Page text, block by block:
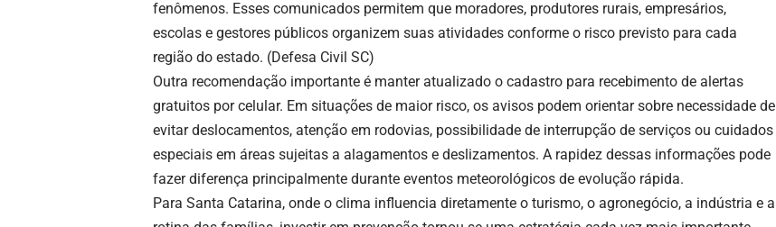
fenômenos. Esses comunicados permitem que moradores, produtores rurais, empresários,
escolas e gestores públicos organizem suas atividades conforme o risco previsto para cada
região do estado. (Defesa Civil SC)
Outra recomendação importante é manter atualizado o cadastro para recebimento de alertas
gratuitos por celular. Em situações de maior risco, os avisos podem orientar sobre necessidade de
evitar deslocamentos, atenção em rodovias, possibilidade de interrupção de serviços ou cuidados
especiais em áreas sujeitas a alagamentos e deslizamentos. A rapidez dessas informações pode
fazer diferença principalmente durante eventos meteorológicos de evolução rápida.
Para Santa Catarina, onde o clima influencia diretamente o turismo, o agronegócio, a indústria e a